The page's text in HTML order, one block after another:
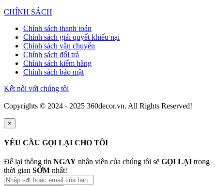
CHÍNH SÁCH
Chính sách thanh toán
Chính sách giải quyết khiếu nại
Chính sách vận chuyển
Chính sách đổi trả
Chính sách kiểm hàng
Chính sách bảo mật
Kết nối với chúng tôi
Copyrights © 2024 - 2025 360decor.vn. All Rights Reserved!
×
YÊU CẦU GỌI LẠI CHO TÔI
Để lại thông tin NGAY nhân viên của chúng tôi sẽ GỌI LẠI trong
thời gian SỚM nhất!